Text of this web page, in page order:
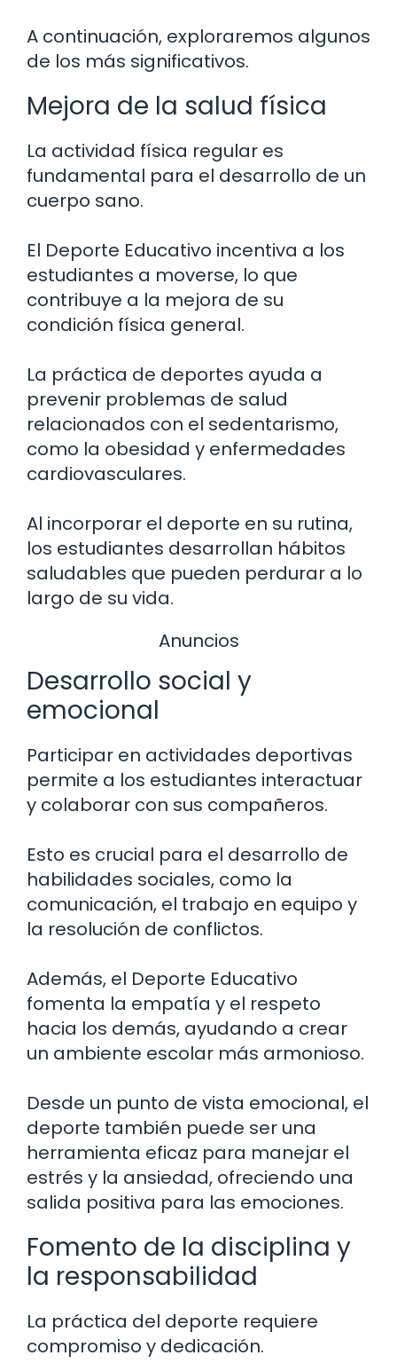
A continuación, exploraremos algunos
de los más significativos.
Mejora de la salud física
La actividad física regular es
fundamental para el desarrollo de un
cuerpo sano.
El Deporte Educativo incentiva a los
estudiantes a moverse, lo que
contribuye a la mejora de su
condición física general.
La práctica de deportes ayuda a
prevenir problemas de salud
relacionados con el sedentarismo,
como la obesidad y enfermedades
cardiovasculares.
Al incorporar el deporte en su rutina,
los estudiantes desarrollan hábitos
saludables que pueden perdurar a lo
largo de su vida.
Anuncios
Desarrollo social y
emocional
Participar en actividades deportivas
permite a los estudiantes interactuar
y colaborar con sus compañeros.
Esto es crucial para el desarrollo de
habilidades sociales, como la
comunicación, el trabajo en equipo y
la resolución de conflictos.
Además, el Deporte Educativo
fomenta la empatía y el respeto
hacia los demás, ayudando a crear
un ambiente escolar más armonioso.
Desde un punto de vista emocional, el
deporte también puede ser una
herramienta eficaz para manejar el
estrés y la ansiedad, ofreciendo una
salida positiva para las emociones.
Fomento de la disciplina y
la responsabilidad
La práctica del deporte requiere
compromiso y dedicación.